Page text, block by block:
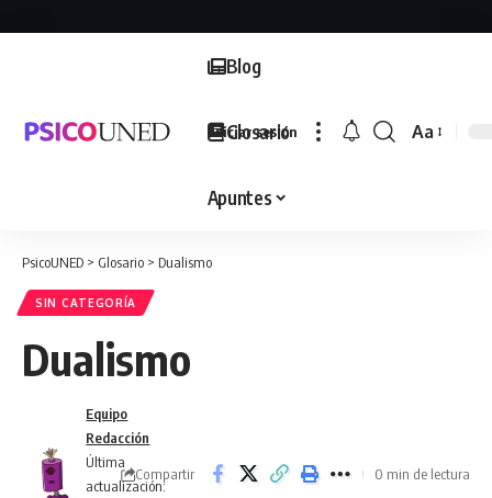
Blog
Glosario
Apuntes
Iniciar sesión
Font
Aa
PsicoUNED > Glosario > Dualismo
SIN CATEGORÍA
Dualismo
Última
actualización:
Equipo
Redacción
Compartir 0 min de lectura